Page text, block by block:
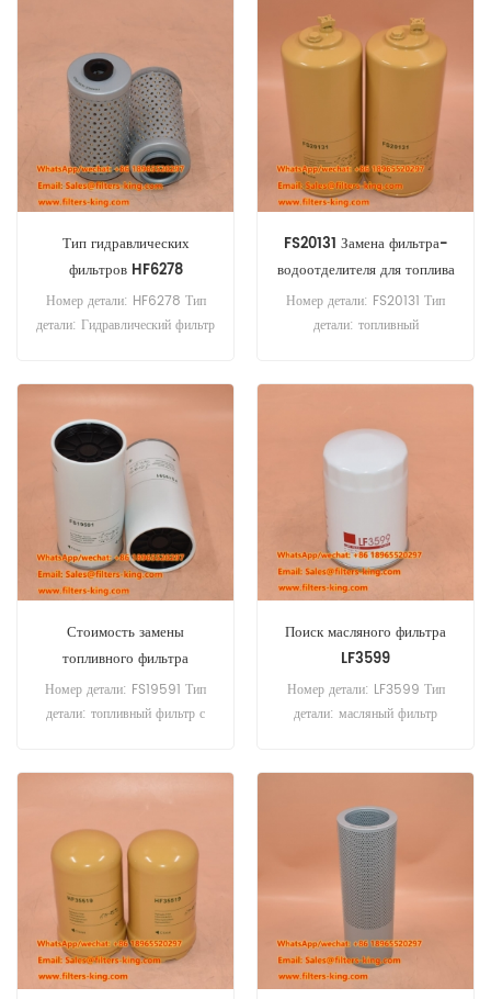
заказ: 20 шт.
Тип гидравлических
фильтров HF6278
Номер детали: HF6278 Тип
детали: Гидравлический фильтр
заказ: 60 шт.
FS20131 Замена фильтра-
водоотделителя для топлива
Номер детали: FS20131 Тип
детали: топливный
Стоимость замены
топливного фильтра
FS19591
Номер детали: FS19591 Тип
детали: топливный фильтр с
Поиск масляного фильтра
LF3599
Номер детали: LF3599 Тип
детали: масляный фильтр